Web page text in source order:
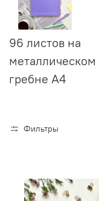
96 листов на
металлическом
гребне А4
Фильтры